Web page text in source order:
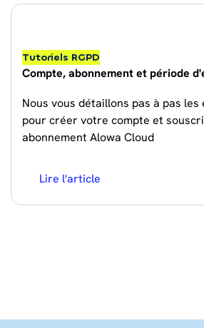
Tutoriels RGPD
Compte, abonnement et période
Nous vous détaillons pas à pas
pour créer votre compte et
abonnement Alowa Cloud
Lire l'article